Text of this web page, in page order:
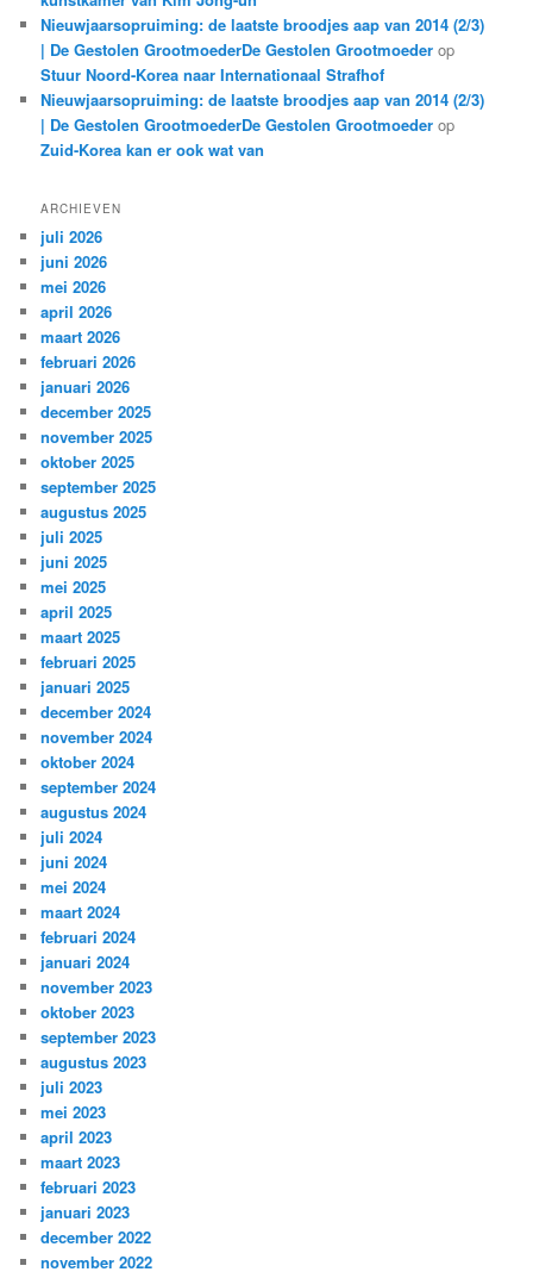
Nieuwjaarsopruiming: de laatste broodjes aap van 2014 (2/3)
| De Gestolen GrootmoederDe Gestolen Grootmoeder op
Stuur Noord-Korea naar Internationaal Strafhof
Nieuwjaarsopruiming: de laatste broodjes aap van 2014 (2/3)
| De Gestolen GrootmoederDe Gestolen Grootmoeder op
Zuid-Korea kan er ook wat van
ARCHIEVEN
juli 2026
juni 2026
mei 2026
april 2026
maart 2026
februari 2026
januari 2026
december 2025
november 2025
oktober 2025
september 2025
augustus 2025
juli 2025
juni 2025
mei 2025
april 2025
maart 2025
februari 2025
januari 2025
december 2024
november 2024
oktober 2024
september 2024
augustus 2024
juli 2024
juni 2024
mei 2024
maart 2024
februari 2024
januari 2024
november 2023
oktober 2023
september 2023
augustus 2023
juli 2023
mei 2023
april 2023
maart 2023
februari 2023
januari 2023
december 2022
november 2022